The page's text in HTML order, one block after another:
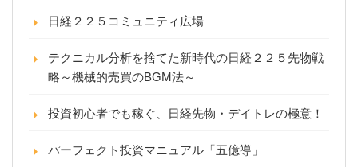
日経２２５コミュニティ広場
テクニカル分析を捨てた新時代の日経２２５先物戦
略～機械的売買のBGM法～
投資初心者でも稼ぐ、日経先物・デイトレの極意！
パーフェクト投資マニュアル「五億導」